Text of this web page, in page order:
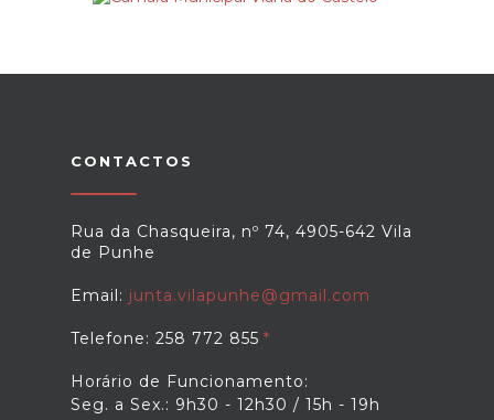
CONTACTOS
Rua da Chasqueira, nº 74, 4905-642 Vila
de Punhe
Email: junta.vilapunhe@gmail.com
Telefone: 258 772 855
Horário de Funcionamento:
Seg. a Sex.: 9h30 - 12h30 / 15h - 19h